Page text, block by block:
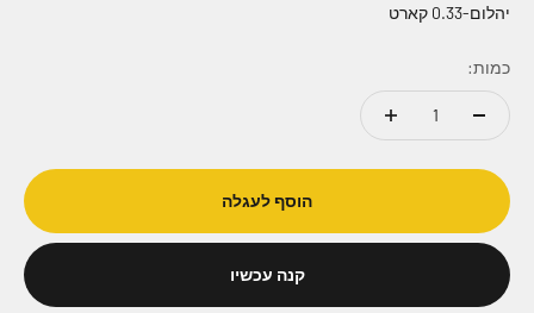
יהלום-0.33 קארט
כמות:
הוסף לעגלה
קנה עכשיו